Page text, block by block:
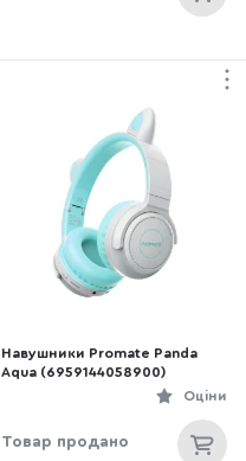
Навушники Promate Panda
Aqua (6959144058900)
Оціни
Товар продано